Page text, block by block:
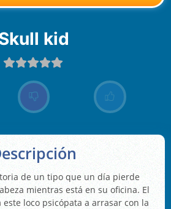
Skull kid
de un tipo que un día pierde
mientras está en su oficina. El
loco psicópata a arrasar con la